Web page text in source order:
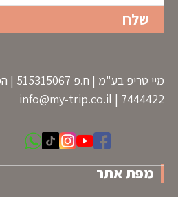
7444422 |
info@my-trip.co.il
מפת אתר